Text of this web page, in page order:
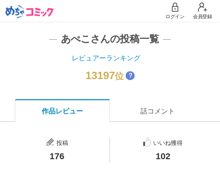
ログイン 会員登録
あぺこさんの投稿一覧
レビュアーランキング
13197位 ？
作品レビュー 話コメント
投稿
176
いいね獲得
102